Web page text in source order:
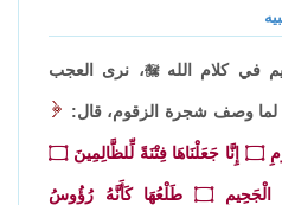
في كلام الله، نرى العجب
لما وصف شجرة الزقوم، قال:
۝ إِنَّا جَعَلْنَاهَا فِتْنَةً لِّلظَّالِمِينَ ۝
۝ طَلْعُهَا كَأَنَّهُ رُؤُوسُ